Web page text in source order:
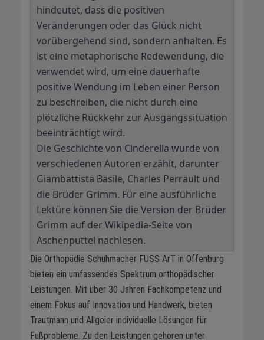
hindeutet, dass die positiven
Veränderungen oder das Glück nicht
vorübergehend sind, sondern anhalten. Es
ist eine metaphorische Redewendung, die
verwendet wird, um eine dauerhafte
positive Wendung im Leben einer Person
zu beschreiben, die nicht durch eine
plötzliche Rückkehr zur Ausgangssituation
beeinträchtigt wird.
Die Geschichte von Cinderella wurde von
verschiedenen Autoren erzählt, darunter
Giambattista Basile, Charles Perrault und
die Brüder Grimm. Für eine ausführliche
Lektüre können Sie die Version der Brüder
Grimm auf der Wikipedia-Seite von
Aschenputtel nachlesen.
Die Orthopädie Schuhmacher FUSS ArT in Offenburg
bieten ein umfassendes Spektrum orthopädischer
Leistungen. Mit über 30 Jahren Fachkompetenz und
einem Fokus auf Innovation und Handwerk, bieten
Trautmann und Allgeier individuelle Lösungen für
Fußprobleme. Zu den Leistungen gehören unter